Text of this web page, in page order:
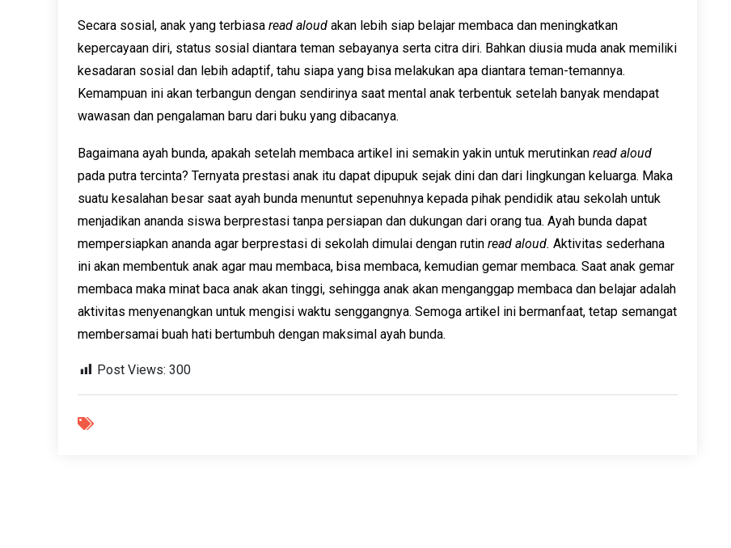
Secara sosial, anak yang terbiasa read aloud akan lebih siap belajar membaca dan meningkatkan
kepercayaan diri, status sosial diantara teman sebayanya serta citra diri. Bahkan diusia muda anak memiliki
kesadaran sosial dan lebih adaptif, tahu siapa yang bisa melakukan apa diantara teman-temannya.
Kemampuan ini akan terbangun dengan sendirinya saat mental anak terbentuk setelah banyak mendapat
wawasan dan pengalaman baru dari buku yang dibacanya.
Bagaimana ayah bunda, apakah setelah membaca artikel ini semakin yakin untuk merutinkan read aloud
pada putra tercinta? Ternyata prestasi anak itu dapat dipupuk sejak dini dan dari lingkungan keluarga. Maka
suatu kesalahan besar saat ayah bunda menuntut sepenuhnya kepada pihak pendidik atau sekolah untuk
menjadikan ananda siswa berprestasi tanpa persiapan dan dukungan dari orang tua. Ayah bunda dapat
mempersiapkan ananda agar berprestasi di sekolah dimulai dengan rutin read aloud. Aktivitas sederhana
ini akan membentuk anak agar mau membaca, bisa membaca, kemudian gemar membaca. Saat anak gemar
membaca maka minat baca anak akan tinggi, sehingga anak akan menganggap membaca dan belajar adalah
aktivitas menyenangkan untuk mengisi waktu senggangnya. Semoga artikel ini bermanfaat, tetap semangat
membersamai buah hati bertumbuh dengan maksimal ayah bunda.
Post Views: 300